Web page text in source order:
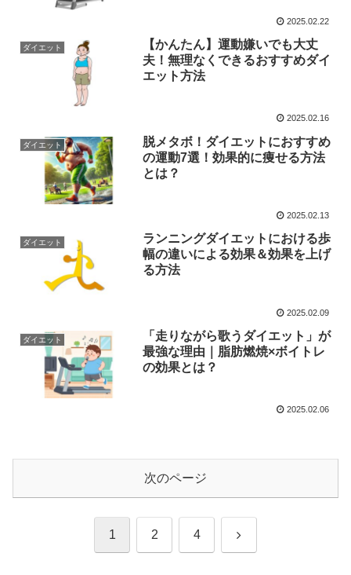
2025.02.22
ダイエット
【かんたん】運動嫌いでも大丈
夫！無理なくできるおすすめダイ
エット方法
2025.02.16
ダイエット
脱メタボ！ダイエットにおすすめ
の運動7選！効果的に痩せる方法
とは？
2025.02.13
ダイエット
ランニングダイエットにおける歩
幅の違いによる効果＆効果を上げ
る方法
2025.02.09
ダイエット
「走りながら歌うダイエット」が
最強な理由｜脂肪燃焼×ボイトレ
の効果とは？
2025.02.06
次のページ
1 2 4 次